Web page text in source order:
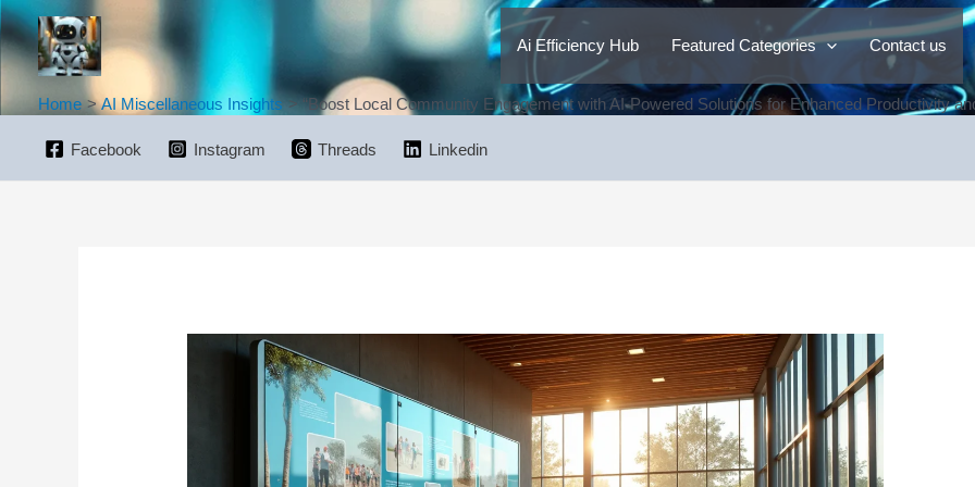
Skip
to
content
Ai Efficiency Hub Featured Categories Contact us
Home AI Miscellaneous Insights “Boost Local Community Engagement with AI-Powered Solutions for Enhanced Productivity
Facebook Instagram Threads Linkedin